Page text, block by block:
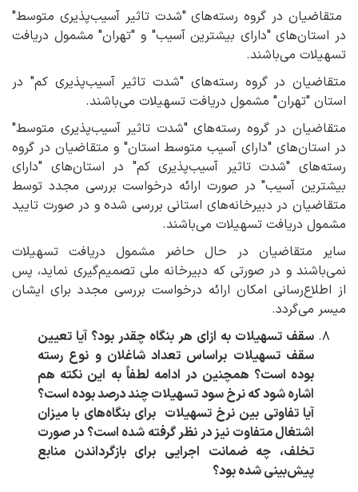
متقاضیان در گروه رسته‌های "شدت تاثیر آسیب‌پذیری متوسط"
در استان‌های "دارای بیشترین آسیب" و "تهران" مشمول دریافت
تسهیلات می‌باشند.
متقاضیان در گروه رسته‌های "شدت تاثیر آسیب‌پذیری کم" در
استان "تهران" مشمول دریافت تسهیلات می‌باشند.
متقاضیان در گروه رسته‌های "شدت تاثیر آسیب‌پذیری متوسط"
در استان‌های "دارای آسیب متوسط استان" و متقاضیان در گروه
رسته‌های "شدت تاثیر آسیب‌پذیری کم" در استان‌های "دارای
بیشترین آسیب" در صورت ارائه درخواست بررسی مجدد توسط
متقاضیان در دبیرخانه‌های استانی بررسی شده و در صورت تایید
مشمول دریافت تسهیلات می‌باشند.
سایر متقاضیان در حال حاضر مشمول دریافت تسهیلات
نمی‌باشند و در صورتی که دبیرخانه ملی تصمیم‌گیری نماید، پس
از اطلاع‌رسانی امکان ارائه درخواست بررسی مجدد برای ایشان
میسر می‌گردد.
سقف تسهیلات به ازای هر بنگاه چقدر بود؟ آیا تعیین
سقف تسهیلات براساس تعداد شاغلان و نوع رسته
بوده است؟ همچنین در ادامه لطفاً به این نکته هم
اشاره شود که نرخ سود تسهیلات چند درصد بوده است؟
آیا تفاوتی بین نرخ تسهیلات برای بنگاه‌های با میزان
اشتغال متفاوت نیز در نظر گرفته شده است؟ در صورت
تخلف، چه ضمانت اجرایی برای بازگرداندن منابع
پیش‌بینی شده بود؟